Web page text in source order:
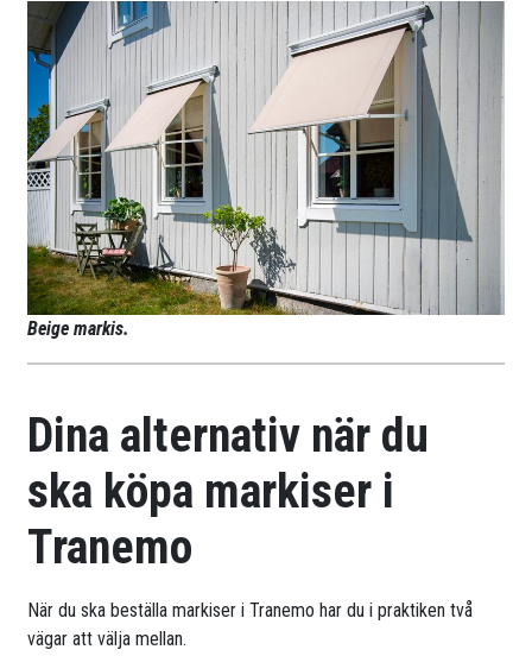
Beige markis.
Dina alternativ när du
ska köpa markiser i
Tranemo
När du ska beställa markiser i Tranemo har du i praktiken två
vägar att välja mellan.